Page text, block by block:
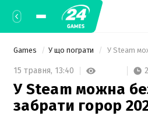
Games У що пограти
15 травня, 13:40
У Steam можна
забрати горор